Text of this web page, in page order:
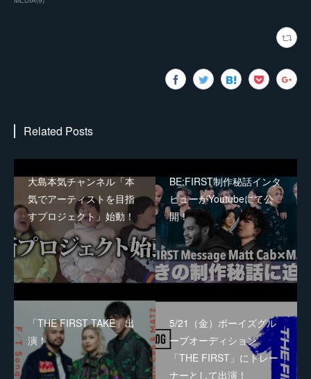
Related Posts
大島本気チャンネル「本
気でアーティストを目指
すプロジェクト」始動！
BE:FIRST制作秘話インタ
ビューがYoutubeにて公
開！
「THE FIRST TAKE」出
演！
5/21（金）ボーイズグル
ープオーディション
「THE FIRST」にトレー
ナーとして出演！